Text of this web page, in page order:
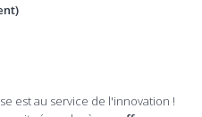
est au service de l'innovation !